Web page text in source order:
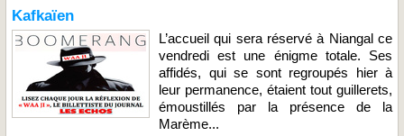
Kafkaïen
L’accueil qui sera réservé à Niangal ce
vendredi est une énigme totale. Ses
affidés, qui se sont regroupés hier à
leur permanence, étaient tout guillerets,
émoustillés par la présence de la
Marème...